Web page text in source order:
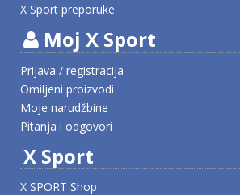
X Sport preporuke
Moj X Sport
Prijava / registracija
Omiljeni proizvodi
Moje narudžbine
Pitanja i odgovori
X Sport
X SPORT Shop